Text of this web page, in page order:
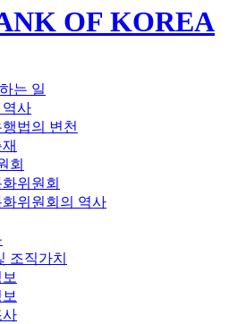
OF KOREA
는 일
역사
법의 변천
회
위원회
위원회의 역사
조직가치
사